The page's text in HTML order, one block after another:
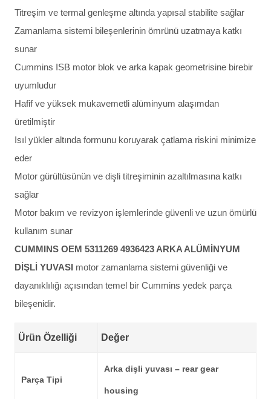
Titreşim ve termal genleşme altında yapısal stabilite sağlar
Zamanlama sistemi bileşenlerinin ömrünü uzatmaya katkı
sunar
Cummins ISB motor blok ve arka kapak geometrisine birebir
uyumludur
Hafif ve yüksek mukavemetli alüminyum alaşımdan
üretilmiştir
Isıl yükler altında formunu koruyarak çatlama riskini minimize
eder
Motor gürültüsünün ve dişli titreşiminin azaltılmasına katkı
sağlar
Motor bakım ve revizyon işlemlerinde güvenli ve uzun ömürlü
kullanım sunar
CUMMINS OEM 5311269 4936423 ARKA ALÜMİNYUM
DİŞLİ YUVASI motor zamanlama sistemi güvenliği ve
dayanıklılığı açısından temel bir Cummins yedek parça
bileşenidir.
Ürün Özelliği Değer
Parça Tipi
Arka dişli yuvası – rear gear
housing